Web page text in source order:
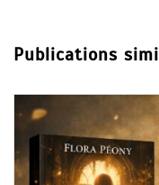
Publications